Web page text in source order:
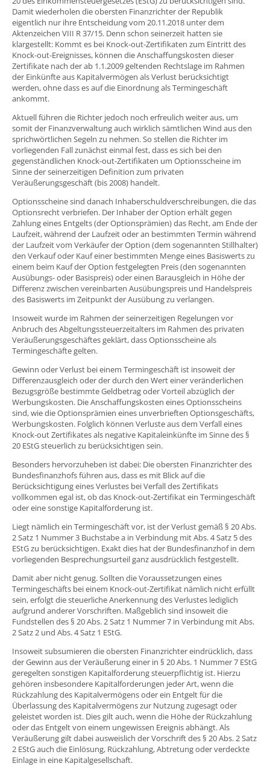
Damit wiederholen die obersten Finanzrichter der Republik
eigentlich nur ihre Entscheidung vom 20.11.2018 unter dem
Aktenzeichen VIII R 37/15. Denn schon seinerzeit hatten sie
klargestellt: Kommt es bei Knock-out-Zertifikaten zum Eintritt des
Knock-out-Ereignisses, können die Anschaffungskosten dieser
Zertifikate nach der ab 1.1.2009 geltenden Rechtslage im Rahmen
der Einkünfte aus Kapitalvermögen als Verlust berücksichtigt
werden, ohne dass es auf die Einordnung als Termingeschäft
ankommt.
Aktuell führen die Richter jedoch noch erfreulich weiter aus, um
somit der Finanzverwaltung auch wirklich sämtlichen Wind aus den
sprichwörtlichen Segeln zu nehmen. So stellen die Richter im
vorliegenden Fall zunächst einmal fest, dass es sich bei den
gegenständlichen Knock-out-Zertifikaten um Optionsscheine im
Sinne der seinerzeitigen Definition zum privaten
Veräußerungsgeschäft (bis 2008) handelt.
Optionsscheine sind danach Inhaberschuldverschreibungen, die das
Optionsrecht verbriefen. Der Inhaber der Option erhält gegen
Zahlung eines Entgelts (der Optionsprämien) das Recht, am Ende der
Laufzeit, während der Laufzeit oder an bestimmten Termin während
der Laufzeit vom Verkäufer der Option (dem sogenannten Stillhalter)
den Verkauf oder Kauf einer bestimmten Menge eines Basiswerts zu
einem beim Kauf der Option festgelegten Preis (den sogenannten
Ausübungs- oder Basispreis) oder einen Barausgleich in Höhe der
Differenz zwischen vereinbarten Ausübungspreis und Handelspreis
des Basiswerts im Zeitpunkt der Ausübung zu verlangen.
Insoweit wurde im Rahmen der seinerzeitigen Regelungen vor
Anbruch des Abgeltungssteuerzeitalters im Rahmen des privaten
Veräußerungsgeschäftes geklärt, dass Optionsscheine als
Termingeschäfte gelten.
Gewinn oder Verlust bei einem Termingeschäft ist insoweit der
Differenzausgleich oder der durch den Wert einer veränderlichen
Bezugsgröße bestimmte Geldbetrag oder Vorteil abzüglich der
Werbungskosten. Die Anschaffungskosten eines Optionsscheins
sind, wie die Optionsprämien eines unverbrieften Optionsgeschäfts,
Werbungskosten. Folglich können Verluste aus dem Verfall eines
Knock-out Zertifikates als negative Kapitaleinkünfte im Sinne des §
20 EStG steuerlich zu berücksichtigen sein.
Besonders hervorzuheben ist dabei: Die obersten Finanzrichter des
Bundesfinanzhofs führen aus, dass es mit Blick auf die
Berücksichtigung eines Verlustes bei Verfall des Zertifikats
vollkommen egal ist, ob das Knock-out-Zertifikat ein Termingeschäft
oder eine sonstige Kapitalforderung ist.
Liegt nämlich ein Termingeschäft vor, ist der Verlust gemäß § 20 Abs.
2 Satz 1 Nummer 3 Buchstabe a in Verbindung mit Abs. 4 Satz 5 des
EStG zu berücksichtigen. Exakt dies hat der Bundesfinanzhof in dem
vorliegenden Besprechungsurteil ganz ausdrücklich festgestellt.
Damit aber nicht genug. Sollten die Voraussetzungen eines
Termingeschäfts bei einem Knock-out-Zertifikat nämlich nicht erfüllt
sein, erfolgt die steuerliche Anerkennung des Verlustes lediglich
aufgrund anderer Vorschriften. Maßgeblich sind insoweit die
Fundstellen des § 20 Abs. 2 Satz 1 Nummer 7 in Verbindung mit Abs.
2 Satz 2 und Abs. 4 Satz 1 EStG.
Insoweit subsumieren die obersten Finanzrichter eindrücklich, dass
der Gewinn aus der Veräußerung einer in § 20 Abs. 1 Nummer 7 EStG
geregelten sonstigen Kapitalforderung steuerpflichtig ist. Hierzu
gehören insbesondere Kapitalforderungen jeder Art, wenn die
Rückzahlung des Kapitalvermögens oder ein Entgelt für die
Überlassung des Kapitalvermögens zur Nutzung zugesagt oder
geleistet worden ist. Dies gilt auch, wenn die Höhe der Rückzahlung
oder das Entgelt von einem ungewissen Ereignis abhängt. Als
Veräußerung gilt dabei ausweislich der Vorschrift des § 20 Abs. 2 Satz
2 EStG auch die Einlösung, Rückzahlung, Abtretung oder verdeckte
Einlage in eine Kapitalgesellschaft.